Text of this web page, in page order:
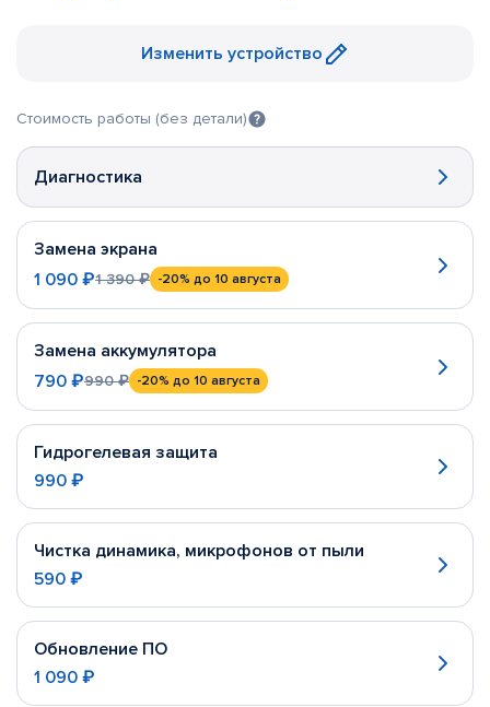
Изменить устройство
Стоимость работы (без детали)
Диагностика
Замена экрана
1 090 ₽1 390 ₽ -20% до 10 августа
Замена аккумулятора
790 ₽990 ₽ -20% до 10 августа
Гидрогелевая защита
990 ₽
Чистка динамика, микрофонов от пыли
590 ₽
Обновление ПО
1 090 ₽